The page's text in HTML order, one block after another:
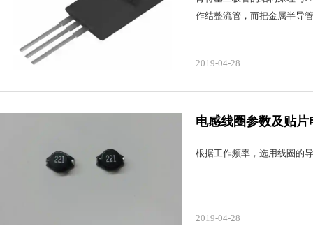
作结整流管，而把金属半导
2019-04-28
电感线圈参数及贴
根据工作频率，选用线圈的
2019-04-28